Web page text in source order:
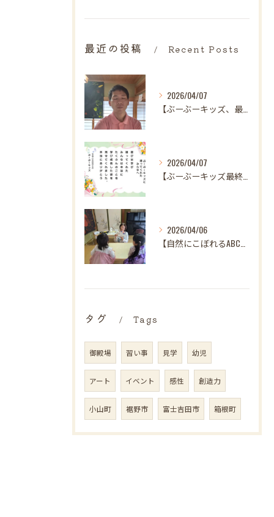
最近の投稿 Recent Posts
2026/04/07
2026/04/07
2026/04/06
タグ Tags
御殿場 習い事 見学 幼児
アート イベント 感性 創造力
小山町 裾野市 富士吉田市 箱根町